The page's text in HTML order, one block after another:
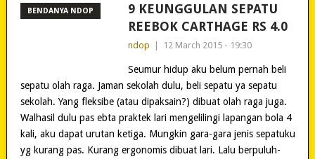
BENDANYA NDOP
9 KEUNGGULAN SEPATU
REEBOK CARTHAGE RS 4.0
ndop 12 March 2015 - 19:30
Seumur hidup aku belum pernah beli
sepatu olah raga. Jaman sekolah dulu, beli sepatu ya sepatu
sekolah. Yang fleksibe (atau dipaksain?) dibuat olah raga juga.
Walhasil dulu pas ebta praktek lari mengelilingi lapangan bola 4
kali, aku dapat urutan ketiga. Mungkin gara-gara jenis sepatuku
yg kurang pas. Kurang ergonomis dibuat lari. Lalu berpuluh-